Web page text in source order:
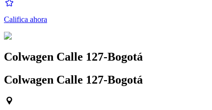
Califica ahora
Colwagen Calle 127-Bogotá
Colwagen Calle 127-Bogotá